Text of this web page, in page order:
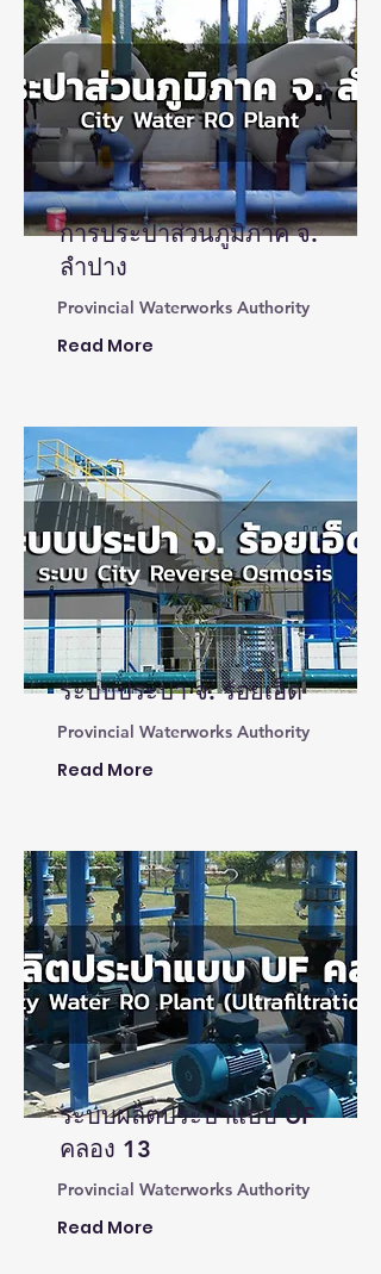
การประปาส่วนภูมิภาค จ.
ลำปาง
Provincial Waterworks Authority
Read More
ระบบประปา จ. ร้อยเอ็ด
Provincial Waterworks Authority
Read More
ระบบผลิตประปาแบบ UF
คลอง 13
Provincial Waterworks Authority
Read More